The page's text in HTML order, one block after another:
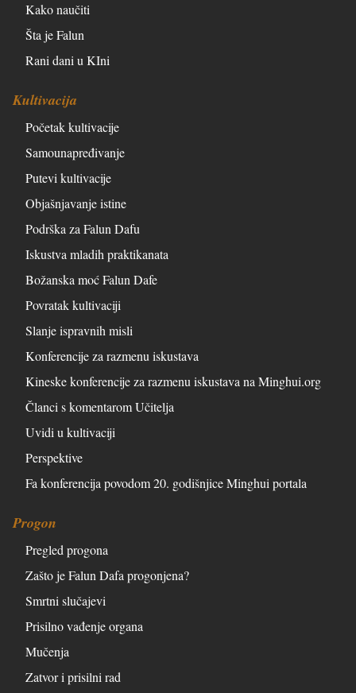
Kako naučiti
Šta je Falun
Rani dani u KIni
Kultivacija
Početak kultivacije
Samounapređivanje
Putevi kultivacije
Objašnjavanje istine
Podrška za Falun Dafu
Iskustva mladih praktikanata
Božanska moć Falun Dafe
Povratak kultivaciji
Slanje ispravnih misli
Konferencije za razmenu iskustava
Kineske konferencije za razmenu iskustava na Minghui.org
Članci s komentarom Učitelja
Uvidi u kultivaciji
Perspektive
Fa konferencija povodom 20. godišnjice Minghui portala
Progon
Pregled progona
Zašto je Falun Dafa progonjena?
Smrtni slučajevi
Prisilno vađenje organa
Mučenja
Zatvor i prisilni rad